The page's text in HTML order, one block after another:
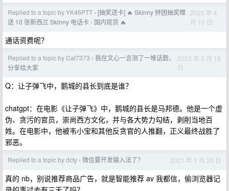
Replied to a topic by YK46PTT › [抽奖送卡] 🔥 Skinny 拼团抽奖赠
送 10 张新西兰 Skinny 电话卡 - 国内现货 🔥
2023 年 4
月 10 日
通话资费呢？
Replied to a topic by Cat7373 › 我在文心一言测了一堆话题，
分享给大家
2023 年 3 月 18
日
Q：让子弹飞中，鹅城的县长到底是谁？
chatgpt：在电影《让子弹飞》中，鹅城的县长是马邦德。他是一个虚
伪、贪污的官员，崇尚西方文化，并与各大势力勾结，剥削当地百
姓。在电影中，他被韦小宝和其他反贪官的人推翻，正义最终战胜了
邪恶。
Replied to a topic by dcty › 微信要开发输入法了？ 2021 年 1 月 20 日
真的 nb，别说推荐商品广告，就是智能推荐 av 我都信，偷浏览器记